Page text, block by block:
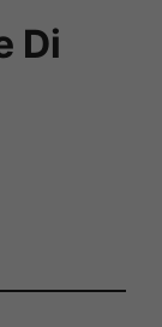
Di